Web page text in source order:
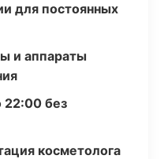
для постоянных
и аппараты
22:00 без
косметолога